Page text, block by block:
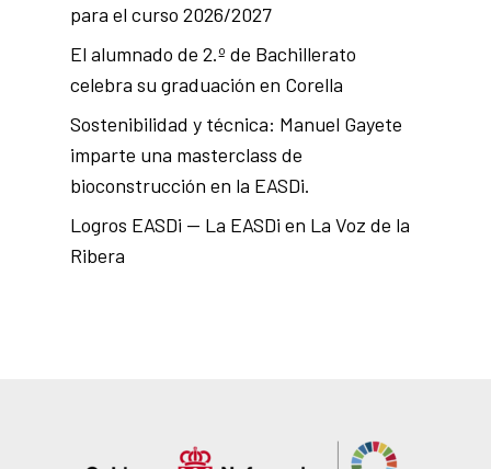
para el curso 2026/2027
El alumnado de 2.º de Bachillerato
celebra su graduación en Corella
Sostenibilidad y técnica: Manuel Gayete
imparte una masterclass de
bioconstrucción en la EASDi.
Logros EASDi — La EASDi en La Voz de la
Ribera